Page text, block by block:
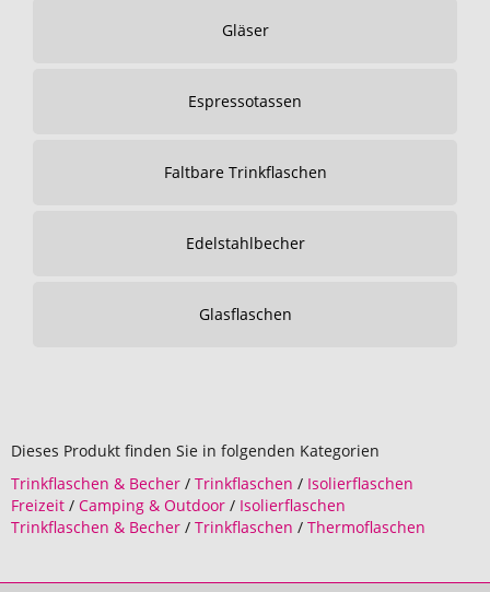
Gläser
Espressotassen
Faltbare Trinkflaschen
Edelstahlbecher
Glasflaschen
Dieses Produkt finden Sie in folgenden Kategorien
Trinkflaschen & Becher / Trinkflaschen / Isolierflaschen
Freizeit / Camping & Outdoor / Isolierflaschen
Trinkflaschen & Becher / Trinkflaschen / Thermoflaschen